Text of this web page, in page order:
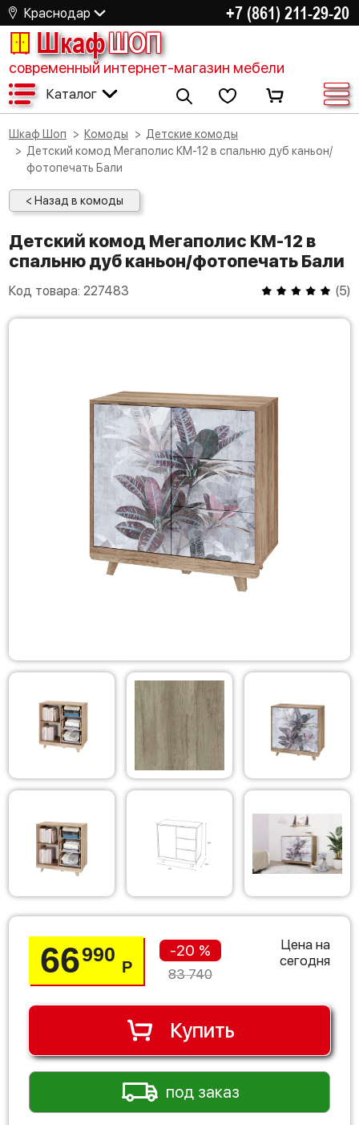
Краснодар +7 (861) 211-29-20
ШкафШОП
современный интернет-магазин мебели
Каталог
Шкаф Шоп Комоды
Детские комоды
Детский комод Мегаполис КМ-12 в спальню дуб каньон/
фотопечать Бали
< Назад в комоды
Детский комод Мегаполис КМ-12 в
спальню дуб каньон/фотопечать Бали
Код товара: 227483 (5)
66990
Р
-20 %
83 740
Цена на
сегодня
Купить
под заказ